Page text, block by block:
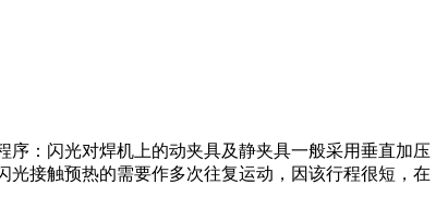
：闪光对焊机上的动夹具及静夹具一般采用垂直加压
接触预热的需要作多次往复运动，因该行程很短，在